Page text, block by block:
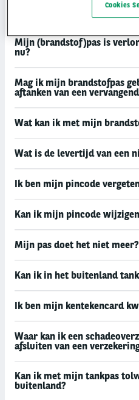
Hoe kan ik
Mijn (brandstof)pas is
nu?
Mag ik mijn brandstofpas
aftanken van een
Wat kan ik met mijn
Wat is de levertijd van een
Ik ben mijn pincode
Kan ik mijn pincode
Mijn pas doet het niet meer?
Kan ik in het buitenland
Ik ben mijn kentekencard
Waar kan ik een
afsluiten van een
Kan ik met mijn tankpas
buitenland?
Cookies